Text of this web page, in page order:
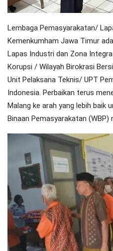
Lembaga Pemasyarakatan/
Kemenkumham Jawa Timur
Lapas Industri dan Zona
Korupsi / Wilayah Birokrasi
Unit Pelaksana Teknis/ UPT
Indonesia. Perbaikan terus
Malang ke arah yang lebih baik
Binaan Pemasyarakatan (WBP)